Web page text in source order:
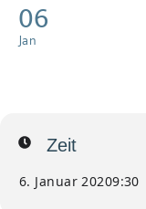
06
Jan
Zeit
6. Januar 20209:30